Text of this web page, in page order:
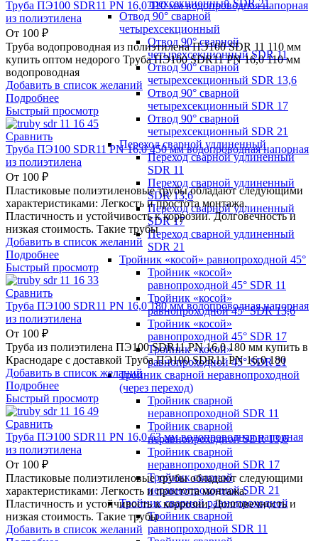
трехсекционный SDR 21
Отвод 90° сварной
четырехсекционный
Отвод 90° сварной
четырехсекционный SDR 11
Отвод 90° сварной
четырехсекционный SDR 13,6
Отвод 90° сварной
четырехсекционный SDR 17
Отвод 90° сварной
четырехсекционный SDR 21
Переход сварной удлиненный
Переход сварной удлиненный
SDR 11
Переход сварной удлиненный
SDR 13,6
Переход сварной удлиненный
SDR 17
Переход сварной удлиненный
SDR 21
Тройник «косой» равнопроходной 45°
Тройник «косой»
равнопроходной 45° SDR 11
Тройник «косой»
равнопроходной 45° SDR 13,6
Тройник «косой»
равнопроходной 45° SDR 17
Тройник «косой»
равнопроходной 45° SDR 21
Тройник сварной неравнопроходной
(через переход)
Тройник сварной
неравнопроходной SDR 11
Тройник сварной
неравнопроходной SDR 13,6
Тройник сварной
неравнопроходной SDR 17
Тройник сварной
неравнопроходной SDR 21
Тройник сварной равнопроходной
Тройник сварной
равнопроходной SDR 11
Труба ПЭ100 SDR11 PN 16,0 110 мм водопроводная напорная
из полиэтилена
От 100 ₽
Труба водопроводная из полиэтилена ПЭ100 SDR 11 110 мм
купить оптом недорого Труба ПЭ100 SDR11 PN 16,0 110 мм
водопроводная
Добавить в список желаний
Подробнее
Быстрый просмотр
Сравнить
Труба ПЭ100 SDR11 PN 16,0 450 мм водопроводная напорная
из полиэтилена
От 100 ₽
Пластиковые полиэтиленовые трубы обладают следующими
характеристиками: Легкость и простота монтажа.
Пластичность и устойчивость к коррозии. Долговечность и
низкая стоимость. Такие трубы
Добавить в список желаний
Подробнее
Быстрый просмотр
Сравнить
Труба ПЭ100 SDR11 PN 16,0 180 мм водопроводная напорная
из полиэтилена
От 100 ₽
Труба из полиэтилена ПЭ100 SDR11 PN 16,0 180 мм купить в
Краснодаре с доставкой Труба ПЭ100 SDR11 PN 16,0 180
Добавить в список желаний
Подробнее
Быстрый просмотр
Сравнить
Труба ПЭ100 SDR11 PN 16,0 63 мм водопроводная напорная
из полиэтилена
От 100 ₽
Пластиковые полиэтиленовые трубы обладают следующими
характеристиками: Легкость и простота монтажа.
Пластичность и устойчивость к коррозии. Долговечность и
низкая стоимость. Такие трубы
Добавить в список желаний